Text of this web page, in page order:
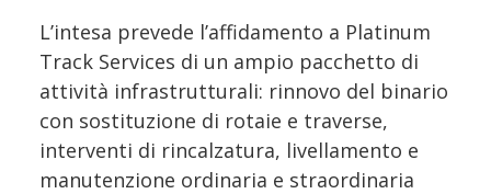
L’intesa prevede l’affidamento a Platinum
Track Services di un ampio pacchetto di
attività infrastrutturali: rinnovo del binario
con sostituzione di rotaie e traverse,
interventi di rincalzatura, livellamento e
manutenzione ordinaria e straordinaria